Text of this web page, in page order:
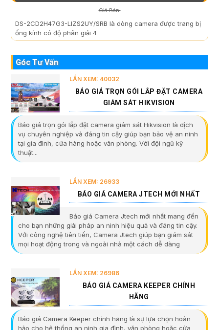
Giá Bán:
DS-2CD2H47G3-LIZS2UY/SRB là dòng camera được trang bị
ống kính có độ phân giải 4
Góc Tư Vấn
LẦN XEM: 40032
BÁO GIÁ TRỌN GÓI LẮP ĐẶT CAMERA
GIÁM SÁT HIKVISION
Báo giá trọn gói lắp đặt camera giám sát Hikvision là dịch
vụ chuyên nghiệp và đáng tin cậy giúp bạn bảo vệ an ninh
tại gia đình, cửa hàng hoặc văn phòng. Với đội ngũ kỹ
thuật...
LẦN XEM: 26933
BÁO GIÁ CAMERA JTECH MỚI NHẤT
Báo giá Camera Jtech mới nhất mang đến
cho bạn những giải pháp an ninh hiệu quả và đáng tin cậy.
Với công nghệ tiên tiến, Camera Jtech giúp bạn giám sát
mọi hoạt động trong và ngoài nhà một cách dễ dàng
LẦN XEM: 26986
BÁO GIÁ CAMERA KEEPER CHÍNH
HÃNG
Báo giá Camera Keeper chính hãng là sự lựa chọn hoàn
hảo cho hệ thống an ninh gia đình, văn phòng hoặc cửa